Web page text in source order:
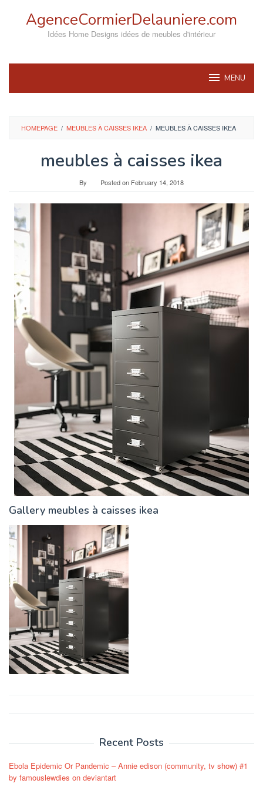
AgenceCormierDelauniere.com
Idées Home Designs idées de meubles d'intérieur
MENU
HOMEPAGE / MEUBLES À CAISSES IKEA / MEUBLES À CAISSES IKEA
meubles à caisses ikea
By Posted on February 14, 2018
Gallery meubles à caisses ikea
Recent Posts
Ebola Epidemic Or Pandemic – Annie edison (community, tv show) #1
by famouslewdies on deviantart